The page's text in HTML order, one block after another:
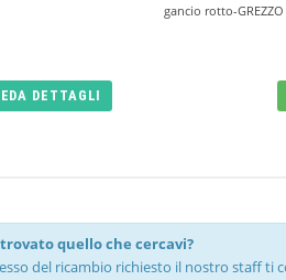
gancio rotto-GREZZO
DETTAGLI
quello che cercavi?
del ricambio richiesto il nostro staff ti